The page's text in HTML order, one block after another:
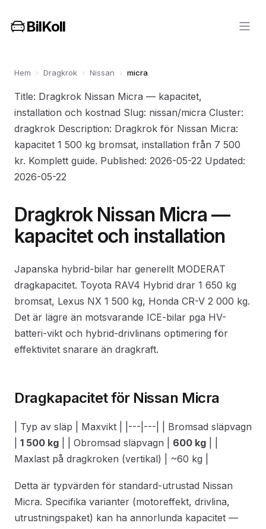
BilKoll
Hem › Dragkrok › Nissan › micra
Title: Dragkrok Nissan Micra — kapacitet,
installation och kostnad Slug: nissan/micra Cluster:
dragkrok Description: Dragkrok för Nissan Micra:
kapacitet 1 500 kg bromsat, installation från 7 500
kr. Komplett guide. Published: 2026-05-22 Updated:
2026-05-22
Dragkrok Nissan Micra —
kapacitet och installation
Japanska hybrid-bilar har generellt MODERAT
dragkapacitet. Toyota RAV4 Hybrid drar 1 650 kg
bromsat, Lexus NX 1 500 kg, Honda CR-V 2 000 kg.
Det är lägre än motsvarande ICE-bilar pga HV-
batteri-vikt och hybrid-drivlinans optimering för
effektivitet snarare än dragkraft.
Dragkapacitet för Nissan Micra
| Typ av släp | Maxvikt | |---|---| | Bromsad släpvagn
1 500 kg | | Obromsad släpvagn | 600 kg
Maxlast på dragkroken (vertikal) | ~60 kg |
Detta är typvärden för standard-utrustad Nissan
Micra. Specifika varianter (motoreffekt, drivlina,
utrustningspaket) kan ha annorlunda kapacitet —